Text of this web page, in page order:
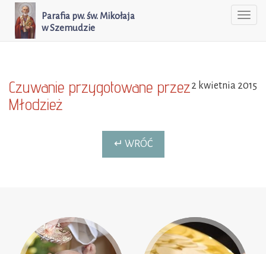
Parafia pw. św. Mikołaja
w Szemudzie
2 kwietnia 2015
Czuwanie przygotowane przez
Młodzież
↵ WRÓĆ